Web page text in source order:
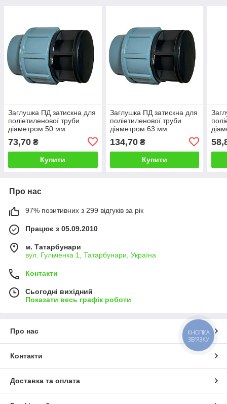
Заглушка ПД затискна для
поліетиленової труби
діаметром 50 мм
73,70 ₴
Купити
Заглушка ПД затискна для
поліетиленової труби
діаметром 63 мм
134,70₴
Купити
Про нас
97% позитивних з 299 відгуків за рік
Працює з 05.09.2010
м. Татарбунари
вул. Гульченка 1, Татарбунари, Україна
Контакти
Сьогодні вихідний
Показати весь графік роботи
Про нас
Контакти
Доставка та оплата
КНОПКА
ЗВ'ЯЗКУ